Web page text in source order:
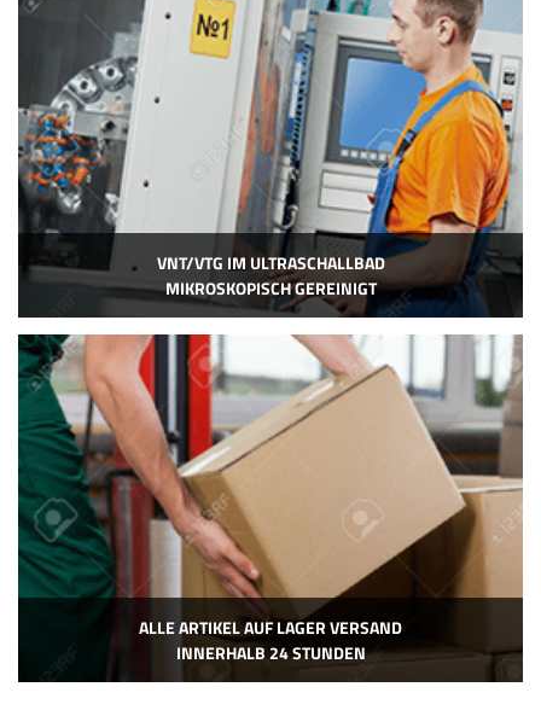
VNT/VTG IM ULTRASCHALLBAD
MIKROSKOPISCH GEREINIGT
ALLE ARTIKEL AUF LAGER VERSAND
INNERHALB 24 STUNDEN